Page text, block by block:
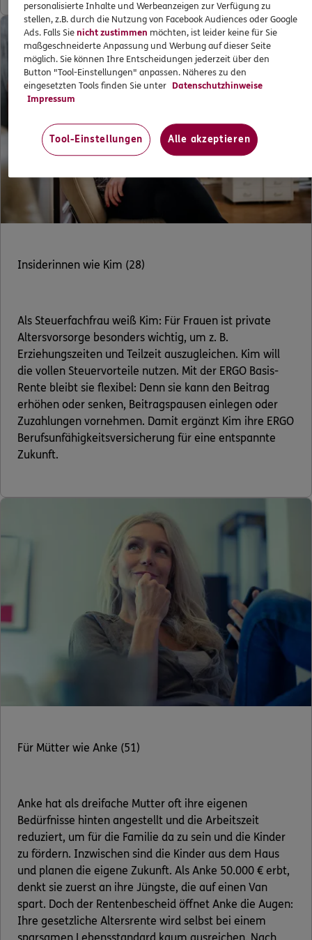
Insiderinnen wie Kim (28)
Als Steuerfachfrau weiß Kim: Für Frauen ist private
Altersvorsorge besonders wichtig, um z. B.
Erziehungszeiten und Teilzeit auszugleichen. Kim will
die vollen Steuervorteile nutzen. Mit der ERGO Basis-
Rente bleibt sie flexibel: Denn sie kann den Beitrag
erhöhen oder senken, Beitragspausen einlegen oder
Zuzahlungen vornehmen. Damit ergänzt Kim ihre ERGO
Berufsunfähigkeitsversicherung für eine entspannte
Zukunft.
Für Mütter wie Anke (51)
Anke hat als dreifache Mutter oft ihre eigenen
Bedürfnisse hinten angestellt und die Arbeitszeit
reduziert, um für die Familie da zu sein und die Kinder
zu fördern. Inzwischen sind die Kinder aus dem Haus
und planen die eigene Zukunft. Als Anke 50.000 € erbt,
denkt sie zuerst an ihre Jüngste, die auf einen Van
spart. Doch der Rentenbescheid öffnet Anke die Augen:
Ihre gesetzliche Altersrente wird selbst bei einem
sparsamen Lebensstandard kaum ausreichen. Nach
personalisierte Inhalte und Werbeanzeigen zur Verfügung zu
stellen, z.B. durch die Nutzung von Facebook Audiences oder Google
Ads. Falls Sienicht zustimmen möchten, ist leider keine für Sie
maßgeschneiderte Anpassung und Werbung auf dieser Seite
möglich. Sie können Ihre Entscheidungen jederzeit über den
Button "Tool-Einstellungen" anpassen. Näheres zu den
eingesetzten Tools finden Sie unter Datenschutzhinweise
Impressum
Tool-Einstellungen Alle akzeptieren